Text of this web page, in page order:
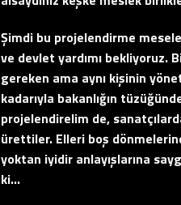
Şimdi bu projelendirme
ve devlet yardımı bekliyoruz.
gereken ama aynı kişinin
kadarıyla bakanlığın
projelendirelim de,
ürettiler. Elleri boş
yoktan iyidir anlayışlarına
ki…